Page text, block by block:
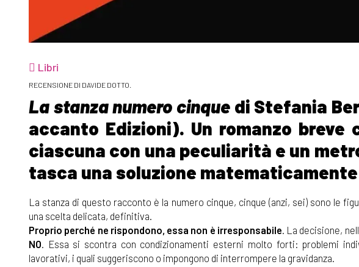
Libri
RECENSIONE DI DAVIDE DOTTO.
La stanza numero cinque di Stefania
accanto Edizioni). Un romanzo
ciascuna con una peculiarità e un
tasca una soluzione
La stanza di questo racconto è la numero cinque, cinque (anzi, sei) sono le
una scelta delicata, definitiva.
Proprio perché ne rispondono, essa non è irresponsabile. La decisione,
NO. Essa si scontra con condizionamenti esterni molto forti: problemi
lavorativi, i quali suggeriscono o impongono di interrompere la gravidanza.